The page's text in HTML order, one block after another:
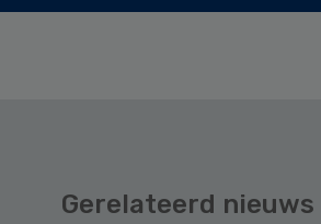
Gerelateerd nieuws